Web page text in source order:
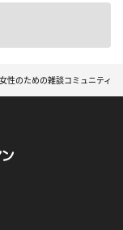
のための雑談コミュニティ